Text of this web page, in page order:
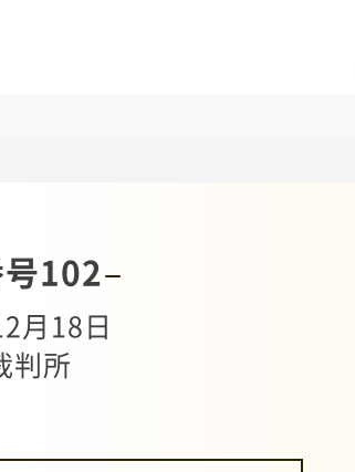
号102
月18日
判所